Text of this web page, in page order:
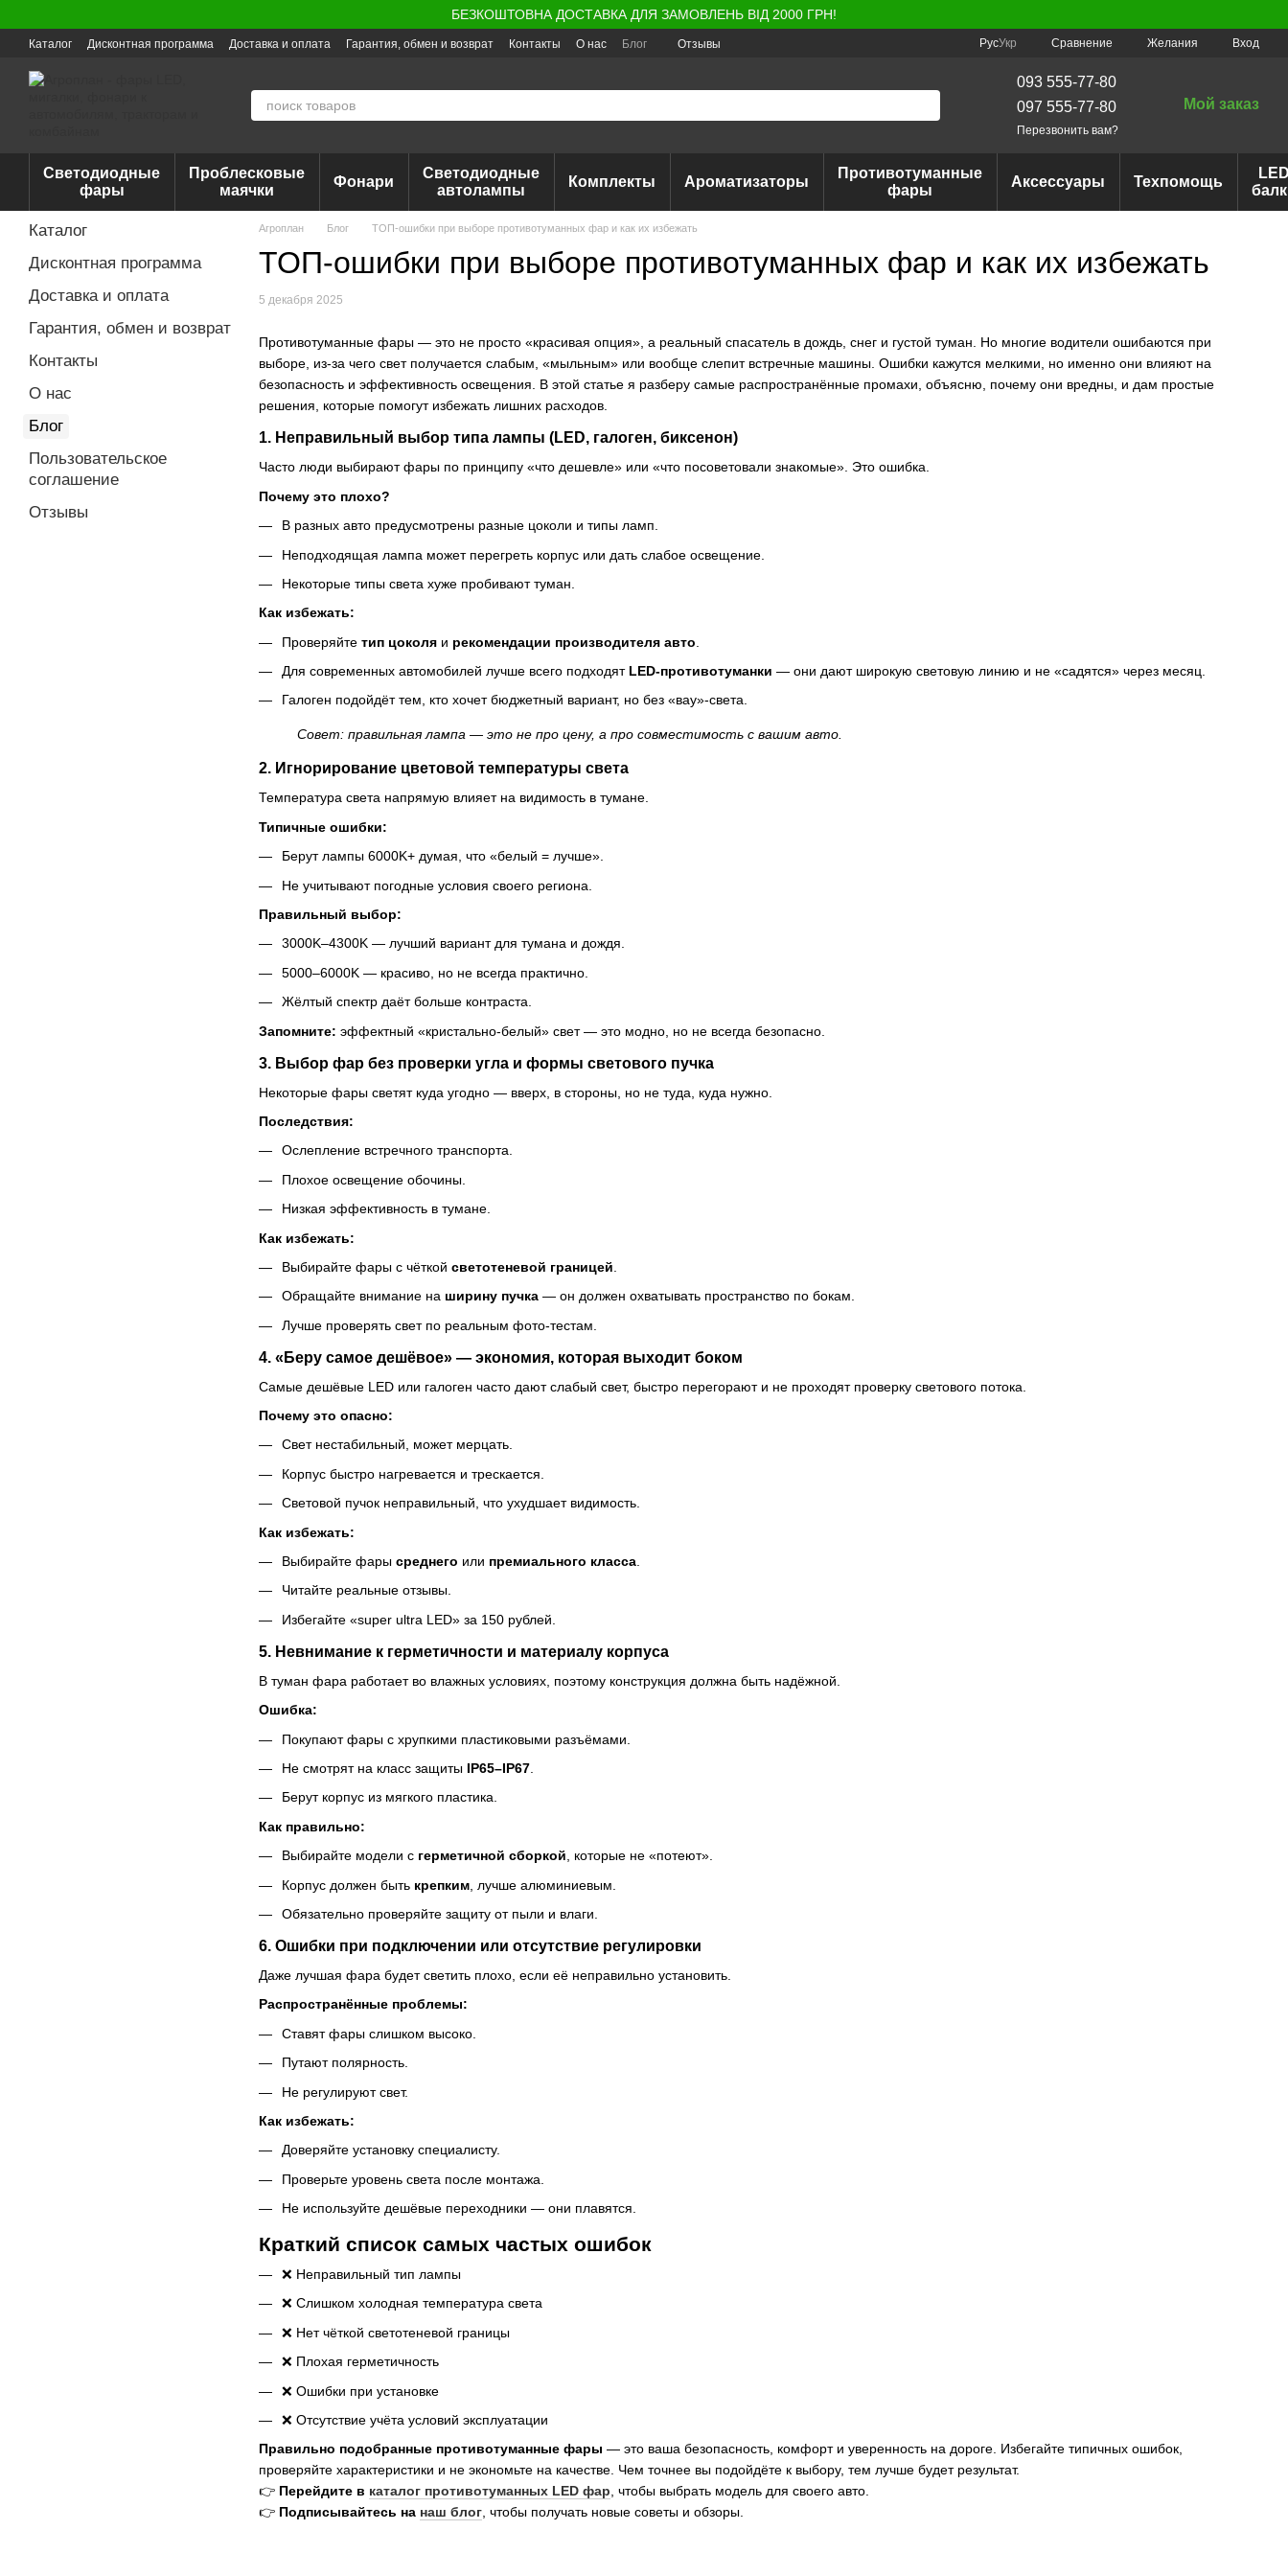
БЕЗКОШТОВНА ДОСТАВКА ДЛЯ ЗАМОВЛЕНЬ ВІД 2000 ГРН!
Каталог Дисконтная программа Доставка и оплата Гарантия, обмен и возврат Контакты О нас Блог Отзывы РусУкр Сравнение Желания Вход
093 555-77-80
097 555-77-80
Перезвонить вам?
Мой заказ
Светодиодные
фары
Проблесковые
маячки
Фонари
Светодиодные
автолампы
Комплекты Ароматизаторы
Противотуманные
фары
Аксессуары Техпомощь
Агроплан Блог ТОП-ошибки при выборе противотуманных фар и как их избежать
ТОП-ошибки при выборе противотуманных фар и как их избежать
5 декабря 2025
Противотуманные фары — это не просто «красивая опция», а реальный спасатель в дождь, снег и густой туман. Но многие водители ошибаются при
выборе, из-за чего свет получается слабым, «мыльным» или вообще слепит встречные машины. Ошибки кажутся мелкими, но именно они влияют на
безопасность и эффективность освещения. В этой статье я разберу самые распространённые промахи, объясню, почему они вредны, и дам простые
решения, которые помогут избежать лишних расходов.
1. Неправильный выбор типа лампы (LED, галоген, биксенон)
Часто люди выбирают фары по принципу «что дешевле» или «что посоветовали знакомые». Это ошибка.
Почему это плохо?
В разных авто предусмотрены разные цоколи и типы ламп.
Неподходящая лампа может перегреть корпус или дать слабое освещение.
Некоторые типы света хуже пробивают туман.
Как избежать:
Проверяйте тип цоколя и рекомендации производителя авто
Для современных автомобилей лучше всего подходят LED-противотуманки — они дают широкую световую линию и не «садятся» через месяц.
Галоген подойдёт тем, кто хочет бюджетный вариант, но без «вау»-света.
Совет: правильная лампа — это не про цену, а про совместимость с вашим авто.
2. Игнорирование цветовой температуры света
Температура света напрямую влияет на видимость в тумане.
Типичные ошибки:
Берут лампы 6000K+ думая, что «белый = лучше».
Не учитывают погодные условия своего региона.
Правильный выбор:
3000K–4300K — лучший вариант для тумана и дождя.
5000–6000K — красиво, но не всегда практично.
Жёлтый спектр даёт больше контраста.
Запомните: эффектный «кристально-белый» свет — это модно, но не всегда безопасно.
3. Выбор фар без проверки угла и формы светового пучка
Некоторые фары светят куда угодно — вверх, в стороны, но не туда, куда нужно.
Последствия:
Ослепление встречного транспорта.
Плохое освещение обочины.
Низкая эффективность в тумане.
Как избежать:
Выбирайте фары с чёткой светотеневой границей
Обращайте внимание на ширину пучка — он должен охватывать пространство по бокам.
Лучше проверять свет по реальным фото-тестам.
4. «Беру самое дешёвое» — экономия, которая выходит боком
Самые дешёвые LED или галоген часто дают слабый свет, быстро перегорают и не проходят проверку светового потока.
Почему это опасно:
Свет нестабильный, может мерцать.
Корпус быстро нагревается и трескается.
Световой пучок неправильный, что ухудшает видимость.
Как избежать:
Выбирайте фары среднего или премиального класса
Читайте реальные отзывы.
Избегайте «super ultra LED» за 150 рублей.
5. Невнимание к герметичности и материалу корпуса
В туман фара работает во влажных условиях, поэтому конструкция должна быть надёжной.
Ошибка:
Покупают фары с хрупкими пластиковыми разъёмами.
Не смотрят на класс защиты IP65–IP67
Берут корпус из мягкого пластика.
Как правильно:
Выбирайте модели с герметичной сборкой , которые не «потеют».
Корпус должен быть крепким , лучше алюминиевым.
Обязательно проверяйте защиту от пыли и влаги.
6. Ошибки при подключении или отсутствие регулировки
Даже лучшая фара будет светить плохо, если её неправильно установить.
Распространённые проблемы:
Ставят фары слишком высоко.
Путают полярность.
Не регулируют свет.
Как избежать:
Доверяйте установку специалисту.
Проверьте уровень света после монтажа.
Не используйте дешёвые переходники — они плавятся.
Краткий список самых частых ошибок
❌ Неправильный тип лампы
❌ Слишком холодная температура света
❌ Нет чёткой светотеневой границы
❌ Плохая герметичность
❌ Ошибки при установке
❌ Отсутствие учёта условий эксплуатации
Правильно подобранные противотуманные фары — это ваша безопасность, комфорт и уверенность на дороге. Избегайте типичных ошибок,
проверяйте характеристики и не экономьте на качестве. Чем точнее вы подойдёте к выбору, тем лучше будет результат.
👉 Перейдите в каталог противотуманных LED фар, чтобы выбрать модель для своего авто.
👉 Подписывайтесь на наш блог, чтобы получать новые советы и обзоры.
Каталог
Дисконтная программа
Доставка и оплата
Гарантия, обмен и возврат
Контакты
О нас
Блог
Пользовательское
соглашение
Отзывы